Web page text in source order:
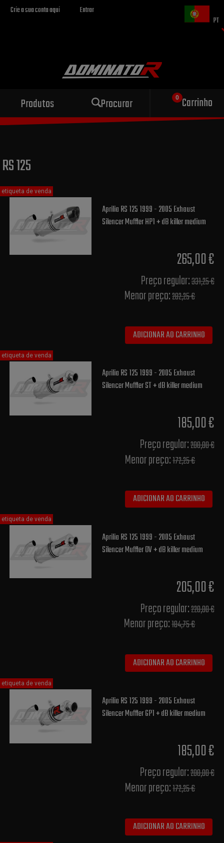
Crie a sua conta aqui
Entrar
PT
Produtos Procurar Carrinho
Escape esportivo
para sua motocicleta
RS 125
Aprilia RS 125 1999 - 2005 Exhaust
Silencer Muffler HP1 + dB killer medium
265,00 €
Preço regular:331,25 €
Menor preço:282,25 €
ADICIONAR AO CARRINHO
etiqueta de venda
Aprilia RS 125 1999 - 2005 Exhaust
Silencer Muffler ST + dB killer medium
185,00 €
Preço regular:200,00 €
Menor preço:172,25 €
ADICIONAR AO CARRINHO
etiqueta de venda
Aprilia RS 125 1999 - 2005 Exhaust
Silencer Muffler OV + dB killer medium
205,00 €
Preço regular:220,00 €
Menor preço:184,75 €
ADICIONAR AO CARRINHO
etiqueta de venda
Aprilia RS 125 1999 - 2005 Exhaust
Silencer Muffler GP1 + dB killer medium
185,00 €
Preço regular:200,00 €
Menor preço:172,25 €
ADICIONAR AO CARRINHO
etiqueta de venda